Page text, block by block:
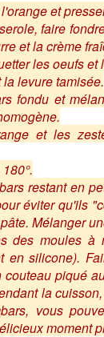
et
faire
et la crème
les oeufs et
levure tamisée.
fondu et
et les
restant en
éviter qu'ils
Mélanger
des moules à
en silicone).
piqué
la
vous
moment